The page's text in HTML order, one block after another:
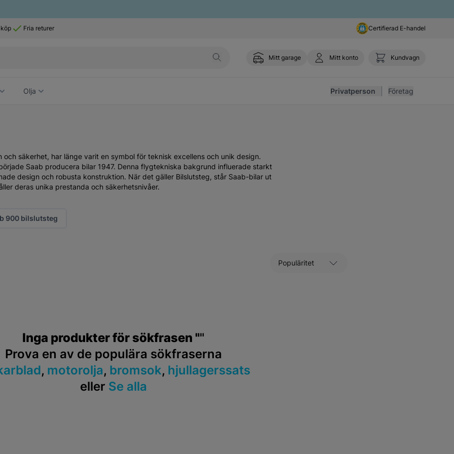
Fria returer Certifierad E-handel
Mitt garage Mitt konto Kundvagn
Olja Privatperson Företag
säkerhet, har länge varit en symbol för teknisk excellens och unik design.
Saab producera bilar 1947. Denna flygtekniska bakgrund influerade starkt
design och robusta konstruktion. När det gäller Bilslutsteg, står Saab-bilar ut
deras unika prestanda och säkerhetsnivåer.
900 bilslutsteg
Sortera efter
Inga produkter för sökfrasen ""
Prova en av de populära sökfraserna
, motorolja, bromsok, hjullagerssats
eller Se alla